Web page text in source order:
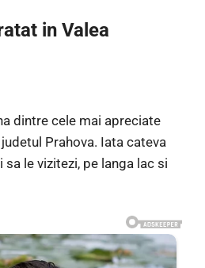
in Valea
dintre cele mai apreciate
Prahova. Iata cateva
le vizitezi, pe langa lac si